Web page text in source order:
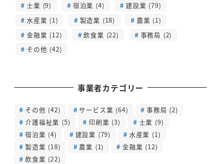
士業 (9)
宿泊業 (4)
建設業 (79)
水産業 (1)
製造業 (18)
農業 (1)
金融業 (12)
飲食業 (22)
事務局 (2)
その他 (42)
事業者カテゴリー
その他 (42) サービス業 (64) 事務局 (2)
介護福祉業 (5) 印刷業 (3) 士業 (9)
宿泊業 (4) 建設業 (79) 水産業 (1)
製造業 (18) 農業 (1) 金融業 (12)
飲食業 (22)